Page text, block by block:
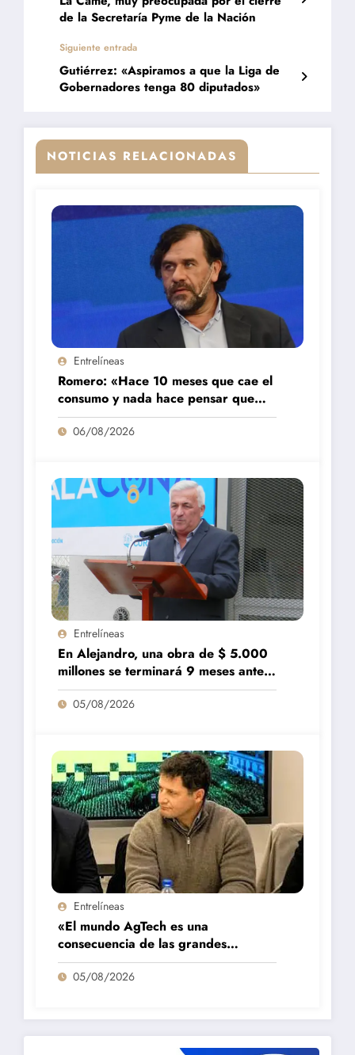
de la Secretaría Pyme de la Nación
Siguiente entrada
Gutiérrez: «Aspiramos a que la Liga de
Gobernadores tenga 80 diputados»
NOTICIAS RELACIONADAS
Entrelíneas
Romero: «Hace 10 meses que cae el
consumo y nada hace pensar que
vaya a repuntar»
06/08/2026
Entrelíneas
En Alejandro, una obra de $ 5.000
millones se terminará 9 meses antes
de lo previsto
05/08/2026
Entrelíneas
«El mundo AgTech es una
consecuencia de las grandes
fortalezas que tenemos en la región»
05/08/2026